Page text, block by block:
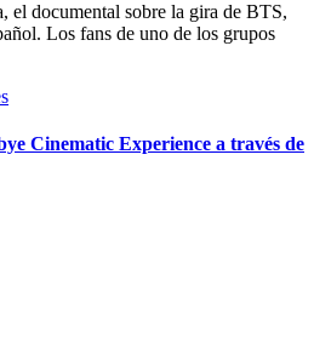
Los fans de uno de los grupos
Cinematic Experience a través de